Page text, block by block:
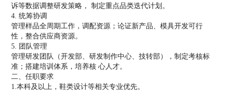
诉等数据调整研发策略， 制定重点品类迭代计划。
4. 统筹协调
管理样品全周期工作，调配资源；论证新产品、模具开发可行
性，整合供应商资源。
5. 团队管理
管理研发团队（开发部、研发制作中心、技转部），制定考核标
准；搭建培训体系，培养核 心人才。
二、任职要求
1.本科及以上，鞋类设计等相关专业优先。